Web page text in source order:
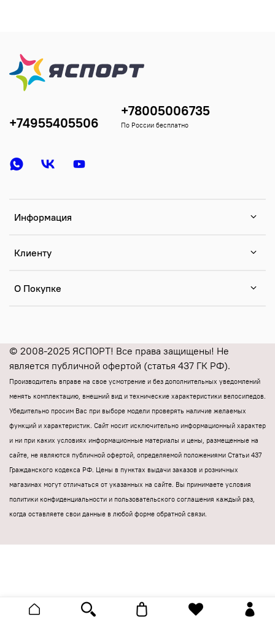
Информация
Клиенту
О Покупке
+74955405506
+78005006735
По России бесплатно
© 2008-2025 ЯСПОРТ! Все права защищены! Не
является публичной офертой (статья 437 ГК РФ).
Производитель вправе на свое усмотрение и без дополнительных уведомлений
менять комплектацию, внешний вид и технические характеристики велосипедов.
Убедительно просим Вас при выборе модели проверять наличие желаемых
функций и характеристик. Cайт носит исключительно информационный характер
и ни при каких условиях информационные материалы и цены, размещенные на
сайте, не являются публичной офертой, определяемой положениями Статьи 437
Гражданского кодекса РФ. Цены в пунктах выдачи заказов и розничных
магазинах могут отличаться от указанных на сайте. Вы принимаете условия
политики конфиденциальности и пользовательского соглашения каждый раз,
когда оставляете свои данные в любой форме обратной связи.